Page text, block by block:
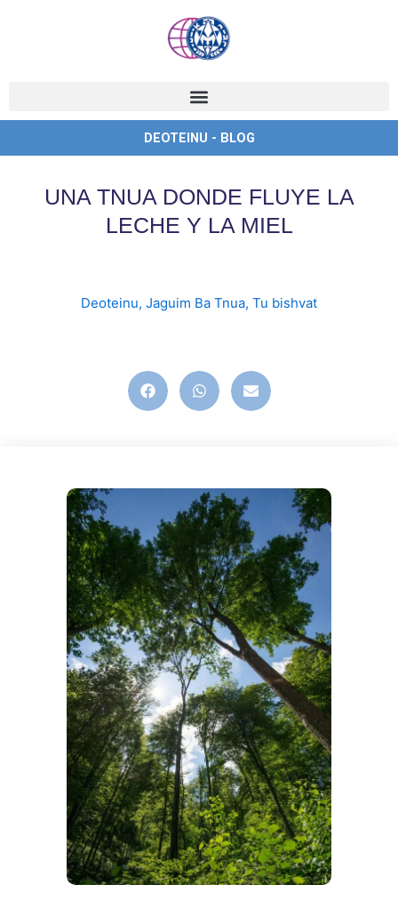
DEOTEINU - BLOG
UNA TNUA DONDE FLUYE LA
LECHE Y LA MIEL
Deoteinu, Jaguim Ba Tnua, Tu bishvat